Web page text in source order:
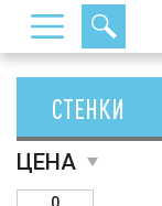
СТЕНКИ
ЦЕНА